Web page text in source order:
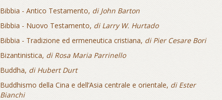
Bibbia - Antico Testamento, di John Barton
Bibbia - Nuovo Testamento, di Larry W. Hurtado
Bibbia - Tradizione ed ermeneutica cristiana, di Pier Cesare Bori
Bizantinistica, di Rosa Maria Parrinello
Buddha, di Hubert Durt
Buddhismo della Cina e dell’Asia centrale e orientale, di Ester
Bianchi